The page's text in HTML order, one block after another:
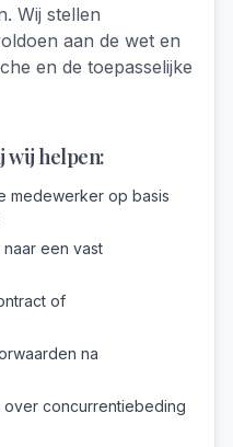
Wij stellen
aan de wet en
en de toepasselijke
wij helpen:
medewerker op basis
een vast
of
na
concurrentiebeding